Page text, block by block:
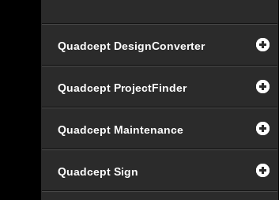
Quadcept DesignConverter
Quadcept ProjectFinder
Quadcept Maintenance
Quadcept Sign